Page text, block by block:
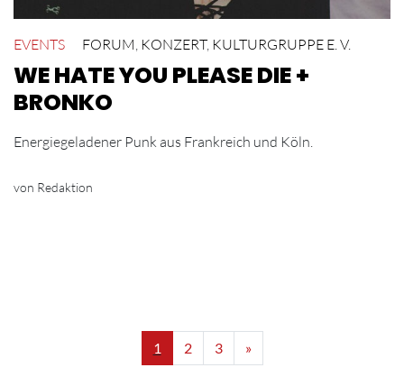
EVENTS FORUM KONZERT, KULTURGRUPPE E. V.
WE HATE YOU PLEASE DIE +
BRONKO
Energiegeladener Punk aus Frankreich und Köln.
von Redaktion
1 2 3 »